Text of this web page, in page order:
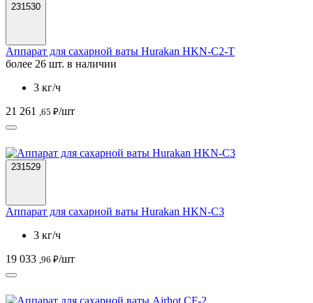
231530
Аппарат для сахарной ваты Hurakan HKN-C2-T
более 26 шт. в наличии
3 кг/ч
21 261
,65 ₽/шт
231529
Аппарат для сахарной ваты Hurakan HKN-C3
3 кг/ч
19 033 ,96 ₽/шт